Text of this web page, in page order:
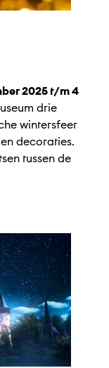
2025 t/m 4
drie
wintersfeer
decoraties.
tussen de